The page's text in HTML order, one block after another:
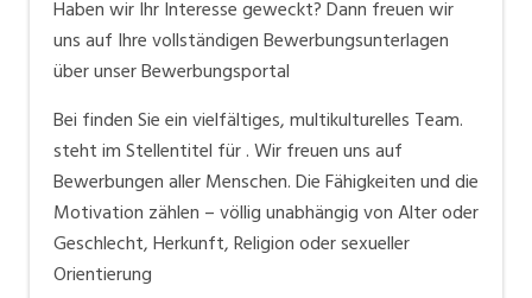
Haben wir Ihr Interesse geweckt? Dann freuen wir
uns auf Ihre vollständigen Bewerbungsunterlagen
über unser Bewerbungsportal
Bei finden Sie ein vielfältiges, multikulturelles Team.
steht im Stellentitel für . Wir freuen uns auf
Bewerbungen aller Menschen. Die Fähigkeiten und die
Motivation zählen – völlig unabhängig von Alter oder
Geschlecht, Herkunft, Religion oder sexueller
Orientierung